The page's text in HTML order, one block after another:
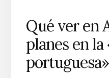
Qué ver en
planes en la
portuguesa»